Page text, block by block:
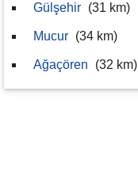
Gülşehir (31 km)
Mucur (34 km)
Ağaçören (32 km)